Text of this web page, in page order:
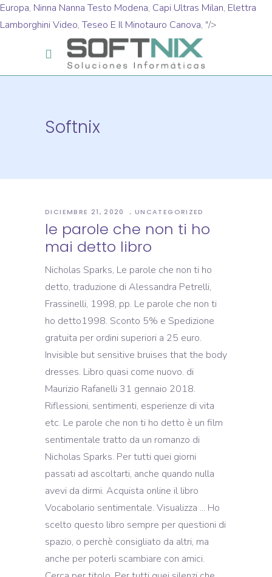
Europa, Ninna Nanna Testo Modena, Capi Ultras Milan, Elettra
Lamborghini Video,Teseo E Il Minotauro Canova, "/>
Softnix
DICIEMBRE 21, 2020 UNCATEGORIZED
le parole che non ti ho
mai detto libro
Nicholas Sparks, Le parole che non ti ho
detto, traduzione di Alessandra Petrelli,
Frassinelli, 1998, pp. Le parole che non ti
ho detto1998. Sconto 5% e Spedizione
gratuita per ordini superiori a 25 euro.
Invisible but sensitive bruises that the body
dresses. Libro quasi come nuovo. di
Maurizio Rafanelli 31 gennaio 2018.
Riflessioni, sentimenti, esperienze di vita
etc. Le parole che non ti ho detto è un film
sentimentale tratto da un romanzo di
Nicholas Sparks. Per tutti quei giorni
passati ad ascoltarti, anche quando nulla
avevi da dirmi. Acquista online il libro
Vocabolario sentimentale. Visualizza ... Ho
scelto questo libro sempre per questioni di
spazio, o perchè consigliato da altri, ma
anche per poterli scambiare con amici.